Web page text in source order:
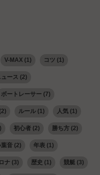
V-MAX(1) コツ (1)
ュース (2)
ボートレーサー (7)
(2) ルール(1) 人気(1)
初心者(2) 勝ち方(2)
音(2) 年表(1)
ナ(3) 歴史 (1) 競艇 (3)